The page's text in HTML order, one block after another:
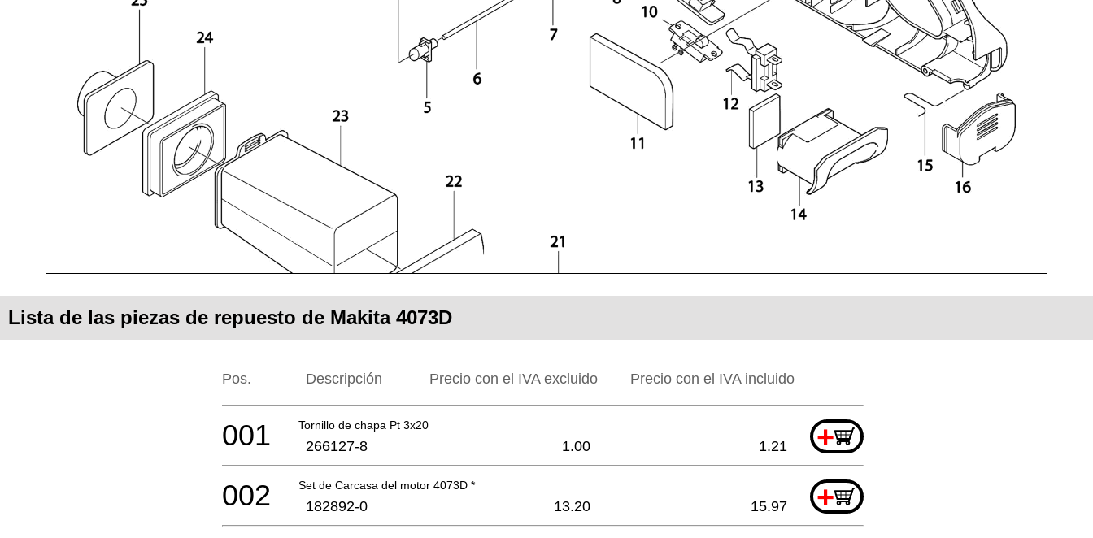
Lista de las piezas de repuesto de Makita 4073D
Pos. Descripción Precio con el IVA excluido Precio con el IVA incluido
Tornillo de chapa Pt 3x20 +
001 266127-8 1.00 1.21
Set de Carcasa del motor 4073D * +
002 182892-0 13.20 15.97